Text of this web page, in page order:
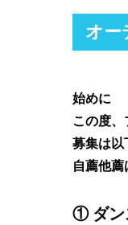
オー
始めに
この度、
募集は以
自薦他薦
① ダン